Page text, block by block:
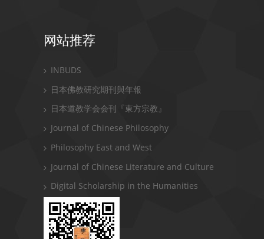
网站推荐
INBUDS
日本佛教研究期刊與年報
日本道教学会会刊『東方宗教』
Journal of Chinese Philosophy
Philosophy East and West
Journal of Chinese Literature and Culture
Digital Scholarship in the Humanities